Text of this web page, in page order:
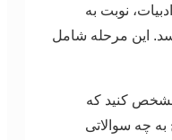
نوبت به
این مرحله شامل
کنید که
چه سوالاتی